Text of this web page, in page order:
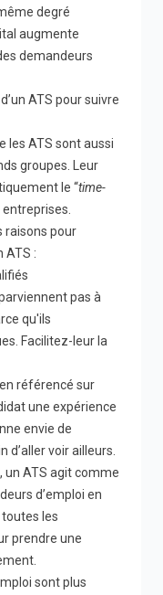
degré
augmente
demandeurs
ATS pour suivre
les ATS sont aussi
groupes. Leur
le “time-
raisons pour
ATS :
pas à
qu'ils
Facilitez-leur la
référencé sur
une expérience
envie de
d’aller voir ailleurs.
un ATS agit comme
d’emploi en
les
prendre une
sont plus